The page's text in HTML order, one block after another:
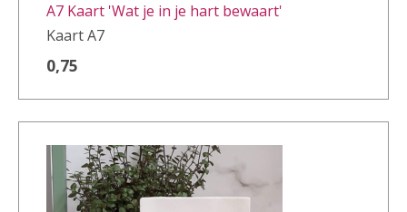
A7 Kaart 'Wat je in je hart bewaart'
Kaart A7
0,75